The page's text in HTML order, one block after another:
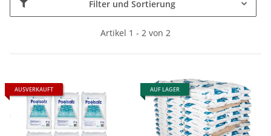
Filter und Sortierung
Artikel 1 - 2 von 2
AUSVERKAUFT AUF LAGER